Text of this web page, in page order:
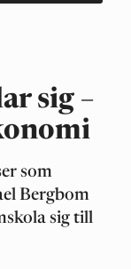
sig –
som
Bergbom
sig till